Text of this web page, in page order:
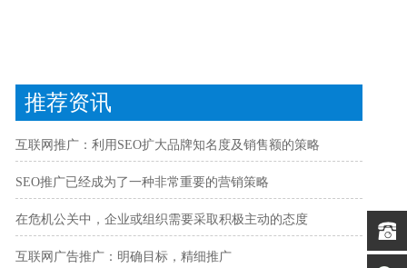
推荐资讯
互联网推广：利用SEO扩大品牌知名度及销售额的策略
SEO推广已经成为了一种非常重要的营销策略
在危机公关中，企业或组织需要采取积极主动的态度
互联网广告推广：明确目标，精细推广